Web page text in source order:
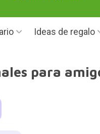
Ideas de regalo
para